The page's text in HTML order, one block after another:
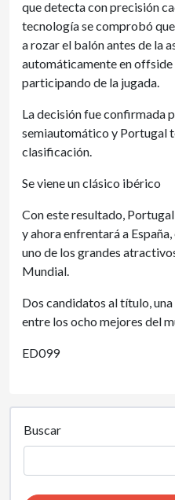
que detecta con precisión
tecnología se comprobó
a rozar el balón antes de la
automáticamente en
participando de la jugada.
La decisión fue confirmada
semiautomático y Portugal
clasificación.
Se viene un clásico ibérico
Con este resultado,
y ahora enfrentará a
uno de los grandes
Mundial.
Dos candidatos al título,
entre los ocho mejores del
ED099
Buscar